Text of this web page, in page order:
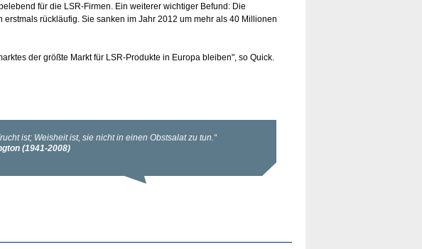
für die LSR-Firmen. Ein weiterer wichtiger Befund: Die
rückläufig. Sie sanken im Jahr 2012 um mehr als 40 Millionen
der größte Markt für LSR-Produkte in Europa bleiben", so Quick.